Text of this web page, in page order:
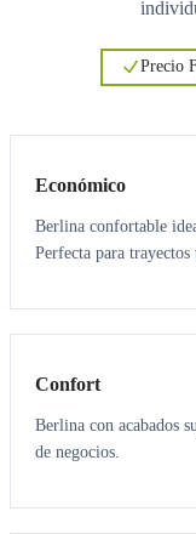
Precio
Económico
Berlina confortable
Perfecta para trayectos
3 3
Confort
Berlina con acabados
de negocios.
6 5